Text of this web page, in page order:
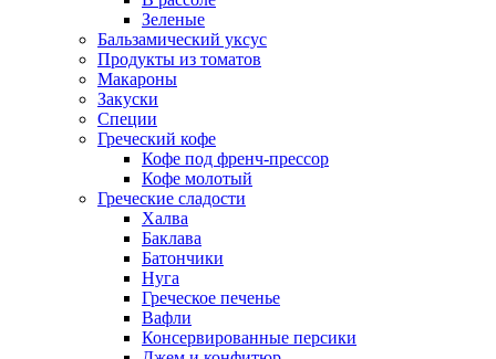
Зеленые
Бальзамический уксус
Продукты из томатов
Макароны
Закуски
Специи
Греческий кофе
Кофе под френч-прессор
Кофе молотый
Греческие сладости
Халва
Баклава
Батончики
Нуга
Греческое печенье
Вафли
Консервированные персики